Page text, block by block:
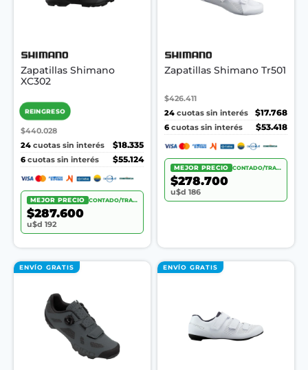
Zapatillas Shimano
XC302
REINGRESO
$440.028
24 cuotas sin interés
$18.335
6 cuotas sin interés $55.124
MEJOR PRECIO CONTADO/TRANSF.
$287.600
u$d 192
Zapatillas Shimano Tr501
$426.411
24 cuotas sin interés
$17.768
6 cuotas sin interés $53.418
MEJOR PRECIO CONTADO/TRANSF.
$278.700
u$d 186
ENVÍO GRATIS ENVÍO GRATIS